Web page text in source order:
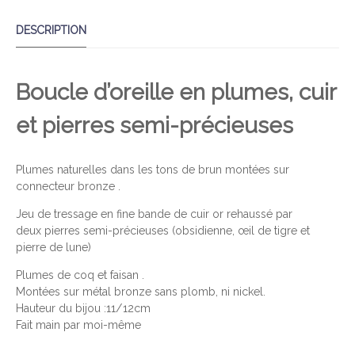
N
T
T
D
P
A
A
E
T
DESCRIPTION
Boucle d’oreille en plumes, cuir
et pierres semi-précieuses
Plumes naturelles dans les tons de brun montées sur
connecteur bronze .
Jeu de tressage en fine bande de cuir or rehaussé par
deux pierres semi-précieuses (obsidienne, œil de tigre et
pierre de lune)
Plumes de coq et faisan .
Montées sur métal bronze sans plomb, ni nickel.
Hauteur du bijou :11/12cm
Fait main par moi-même